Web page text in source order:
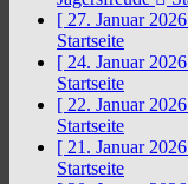
[ 27. Januar
Startseite
[ 24. Januar
Startseite
[ 22. Januar
Startseite
[ 21. Januar
Startseite